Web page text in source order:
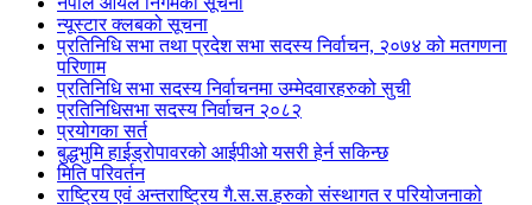
न्यूस्टार क्लबको सूचना
प्रतिनिधि सभा तथा प्रदेश सभा सदस्य निर्वाचन, २०७४ को मतगणना
परिणाम
प्रतिनिधि सभा सदस्य निर्वाचनमा उम्मेदवारहरुको सुची
प्रतिनिधिसभा सदस्य निर्वाचन २०८२
प्रयोगका सर्त
बुद्धभुमि हाईड्रोपावरको आईपीओ यसरी हेर्न सकिन्छ
मिति परिवर्तन
राष्ट्रिय एवं अन्तराष्ट्रिय गै.स.स.हरुको संस्थागत र परियोजनाको